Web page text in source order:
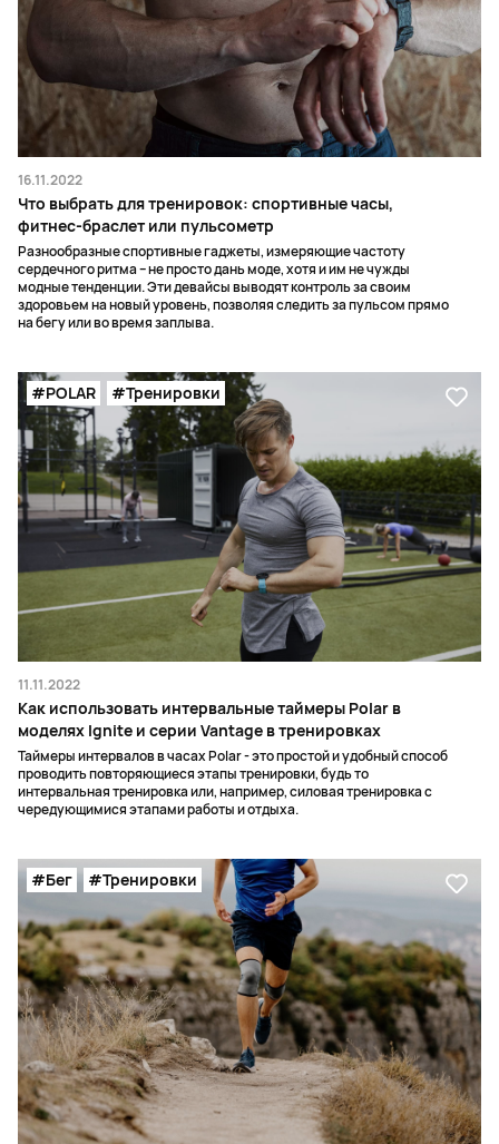
16.11.2022
Что выбрать для тренировок: спортивные часы,
фитнес-браслет или пульсометр
Разнообразные спортивные гаджеты, измеряющие частоту
сердечного ритма – не просто дань моде, хотя и им не чужды
модные тенденции. Эти девайсы выводят контроль за своим
здоровьем на новый уровень, позволяя следить за пульсом прямо
на бегу или во время заплыва.
#POLAR #Тренировки
11.11.2022
Как использовать интервальные таймеры Polar в
моделях Ignite и серии Vantage в тренировках
Таймеры интервалов в часах Polar - это простой и удобный способ
проводить повторяющиеся этапы тренировки, будь то
интервальная тренировка или, например, силовая тренировка с
чередующимися этапами работы и отдыха.
#Бег #Тренировки